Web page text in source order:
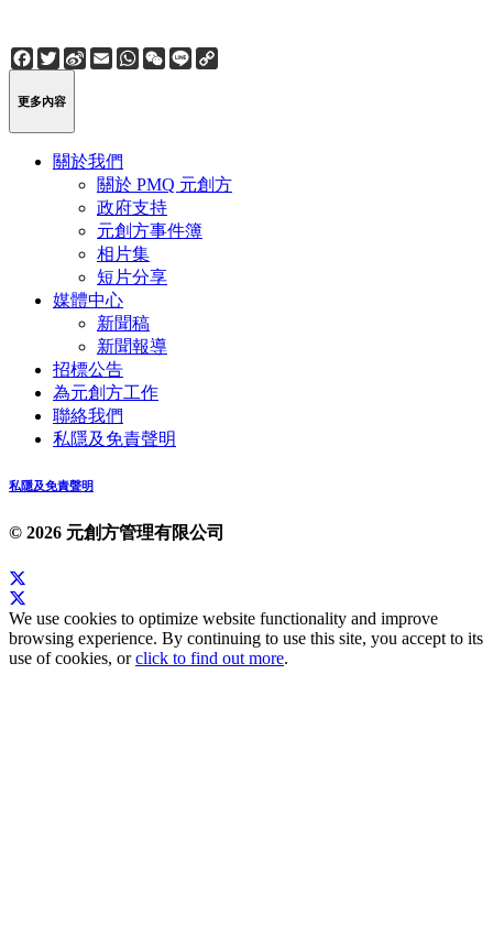
Facebook
Twitter
Sina
Weibo
EmailWhatsApp
WeChat
Line
更多內容
關於我們
關於 PMQ 元創方
政府支持
元創方事件簿
相片集
短片分享
媒體中心
新聞稿
新聞報導
招標公告
為元創方工作
聯絡我們
私隱及免責聲明
私隱及免責聲明
© 2026 元創方管理有限公司
We use cookies to optimize website functionality and improve
browsing experience. By continuing to use this site, you accept to its
use of cookies, orclick to find out more.